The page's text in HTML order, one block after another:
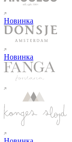
Новинка
Новинка